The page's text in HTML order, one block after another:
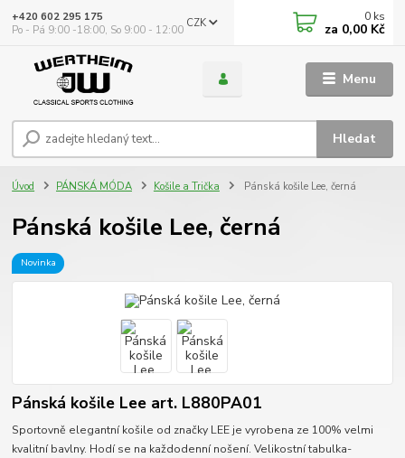
Menu
CZK
Hledat
+420 602 295 175
Po - Pá 9:00 -18:00, So 9:00 - 12:00
0 ks
za 0,00 Kč
Úvod PÁNSKÁ MÓDA Košile a Trička Pánská košile Lee, černá
Pánská košile Lee, černá
Novinka
Pánská košile Lee art. L880PA01
Sportovně elegantní košile od značky LEE je vyrobena ze 100% velmi
kvalitní bavlny. Hodí se na každodenní nošení. Velikostní tabulka-